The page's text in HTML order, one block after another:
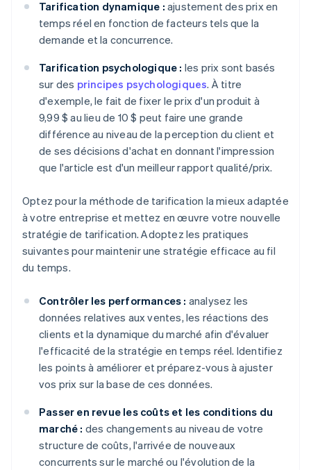
Tarification dynamique : ajustement des prix en
temps réel en fonction de facteurs tels que la
demande et la concurrence.
Tarification psychologique : les prix sont basés
sur des principes psychologiques. À titre
d'exemple, le fait de fixer le prix d'un produit à
9,99 $ au lieu de 10 $ peut faire une grande
différence au niveau de la perception du client et
de ses décisions d'achat en donnant l'impression
que l'article est d'un meilleur rapport qualité/prix.
Optez pour la méthode de tarification la mieux adaptée
à votre entreprise et mettez en œuvre votre nouvelle
stratégie de tarification. Adoptez les pratiques
suivantes pour maintenir une stratégie efficace au fil
du temps.
Contrôler les performances : analysez les
données relatives aux ventes, les réactions des
clients et la dynamique du marché afin d'évaluer
l'efficacité de la stratégie en temps réel. Identifiez
les points à améliorer et préparez-vous à ajuster
vos prix sur la base de ces données.
Passer en revue les coûts et les conditions du
marché : des changements au niveau de votre
structure de coûts, l'arrivée de nouveaux
concurrents sur le marché ou l'évolution de la